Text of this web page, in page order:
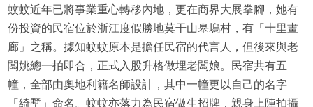
蚊蚊近年已將事業重心轉移內地，更在商界大展拳腳，她有
份投資的民宿位於浙江度假勝地莫干山皋塢村，有「十里畫
廊」之稱。據知蚊蚊原本是擔任民宿的代言人，但後來與老
闆姚總一拍即合，正式入股升格做埋老闆娘。民宿共有五
幢，全部由奧地利籍名師設計，其中一幢更以自己的名字
「綺墅」命名。蚊蚊亦落力為民宿做生招牌，親身上陣拍攝